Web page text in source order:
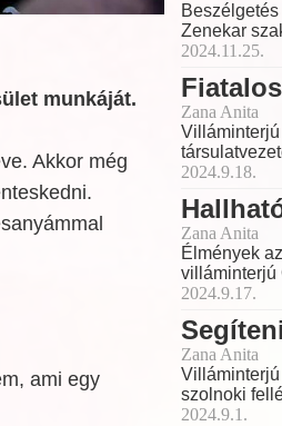
munkáját.
Akkor még
ami egy
Zenekar
2024.11.25.
Zana Anita
2024.9.18.
Zana Anita
Élmények
villáminterjú
2024.9.17.
Zana Anita
szolnoki
2024.9.1.